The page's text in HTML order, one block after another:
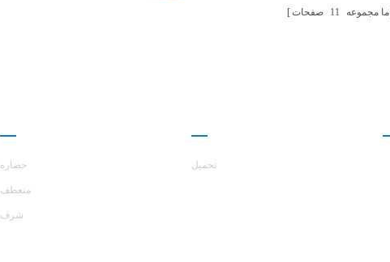
ما مجموعه 11 صفحات
حضاره
منعطف
شرف
تحميل